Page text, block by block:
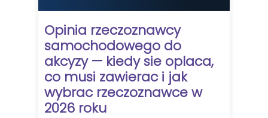
Opinia rzeczoznawcy
samochodowego do
akcyzy — kiedy sie oplaca,
co musi zawierac i jak
wybrac rzeczoznawce w
2026 roku